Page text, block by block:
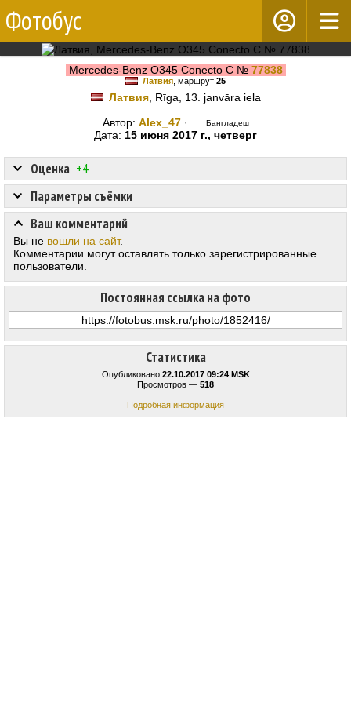
Фотобус
Mercedes-Benz O345 Conecto C № 77838
Латвия , маршрут 25
Латвия, Rīga, 13. janvāra iela
Автор: Alex_47· Бангладеш
Дата: 15 июня 2017 г., четверг
Статистика
Опубликовано 22.10.2017 09:24 MSK
Просмотров — 518
Подробная информация
Оценка +4
Постоянная ссылка на фото
Параметры съёмки
Ваш комментарий
Вы не вошли на сайт.
Комментарии могут оставлять только зарегистрированные
пользователи.